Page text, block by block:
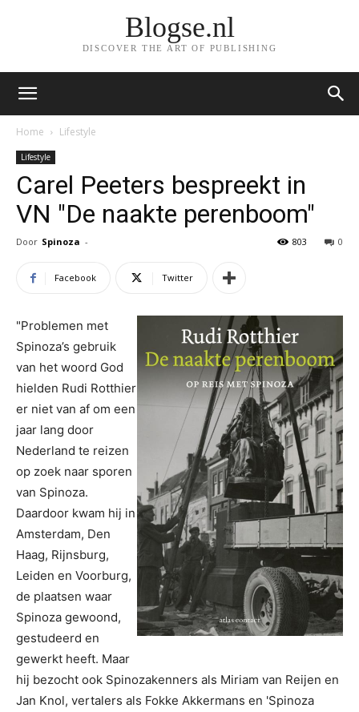
Blogse.nl
DISCOVER THE ART OF PUBLISHING
Home Lifestyle
Lifestyle
Carel Peeters bespreekt in
VN "De naakte perenboom"
Door Spinoza - 0
803
Facebook Twitter
"Problemen met
Spinoza’s gebruik
van het woord God
hielden Rudi Rotthier
er niet van af om een
jaar lang door
Nederland te reizen
op zoek naar sporen
van Spinoza.
Daardoor kwam hij in
Amsterdam, Den
Haag, Rijnsburg,
Leiden en Voorburg,
de plaatsen waar
Spinoza gewoond,
gestudeerd en
gewerkt heeft. Maar
hij bezocht ook Spinozakenners als Miriam van Reijen en
Jan Knol, vertalers als Fokke Akkermans en 'Spinoza